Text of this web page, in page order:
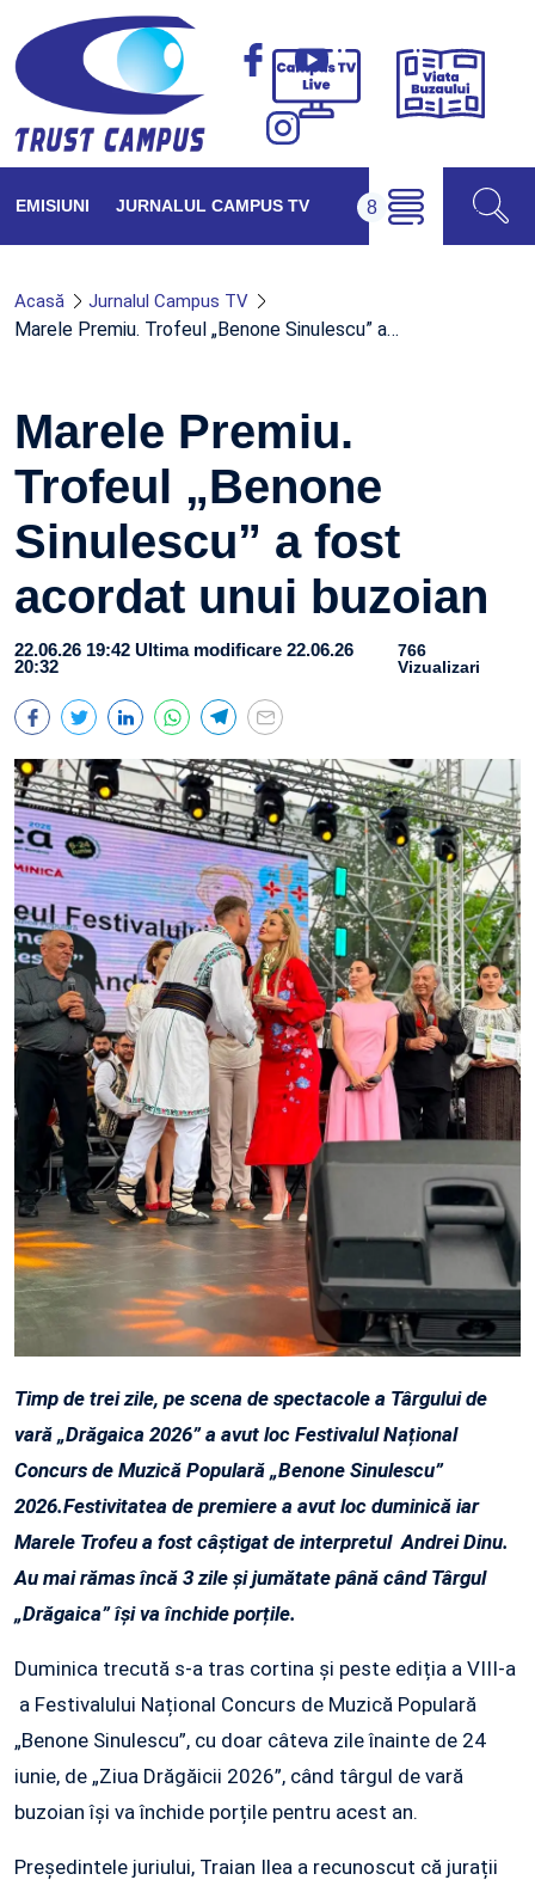
Campus
Viața
EMISIUNI JURNALUL CAMPUS TV
Acasă Jurnalul Campus TV
Marele Premiu. Trofeul „Benone Sinulescu” a…
Marele Premiu.
Trofeul „Benone
Sinulescu” a fost
acordat unui buzoian
22.06.26 19:42 Ultima modificare 22.06.26
20:32
766
Vizualizari
Timp de trei zile, pe scena de spectacole a Târgului de
vară „Drăgaica 2026” a avut loc Festivalul Național
Concurs de Muzică Populară „Benone Sinulescu”
2026.Festivitatea de premiere a avut loc duminică iar
Marele Trofeu a fost câștigat de interpretul Andrei Dinu.
Au mai rămas încă 3 zile și jumătate până când Târgul
„Drăgaica” își va închide porțile.
Duminica trecută s-a tras cortina și peste ediția a VIII-a
a Festivalului Național Concurs de Muzică Populară
„Benone Sinulescu”, cu doar câteva zile înainte de 24
iunie, de „Ziua Drăgăicii 2026”, când târgul de vară
buzoian își va închide porțile pentru acest an.
Președintele juriului, Traian Ilea a recunoscut că jurații